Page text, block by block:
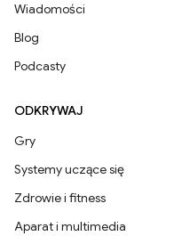
Wiadomości
Blog
Podcasty
ODKRYWAJ
Gry
Systemy uczące się
Zdrowie i fitness
Aparat i multimedia